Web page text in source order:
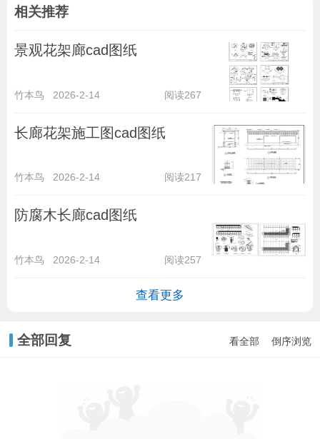
相关推荐
景观花架廊cad图纸
竹本鸟 2026-2-14 阅读267
长廊花架施工图cad图纸
竹本鸟 2026-2-14 阅读217
防腐木长廊cad图纸
竹本鸟 2026-2-14 阅读257
查看更多
全部回复 看全部 倒序浏览